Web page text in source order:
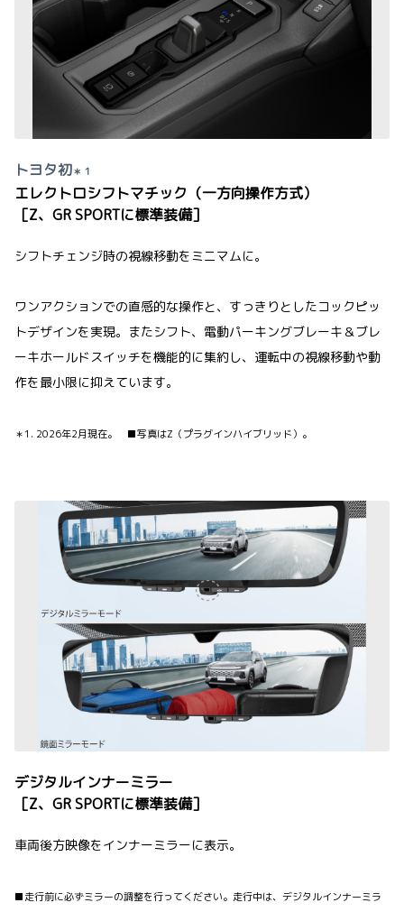
トヨタ初＊ 1
エレクトロシフトマチック（一方向操作方式）
［Z、GR SPORTに標準装備］
シフトチェンジ時の視線移動をミニマムに。
ワンアクションでの直感的な操作と、すっきりとしたコックピッ
トデザインを実現。またシフト、電動パーキングブレーキ＆ブレ
ーキホールドスイッチを機能的に集約し、運転中の視線移動や動
作を最小限に抑えています。
＊1. 2026年2月現在。 ■写真はZ（プラグインハイブリッド）。
デジタルインナーミラー
［Z、GR SPORTに標準装備］
車両後方映像をインナーミラーに表示。
■走行前に必ずミラーの調整を行ってください。走行中は、デジタルインナーミラ